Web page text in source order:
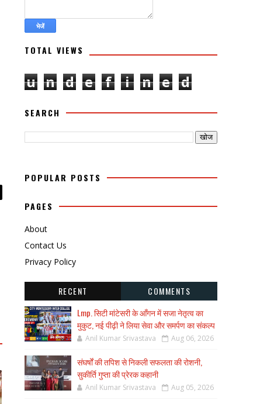
TOTAL VIEWS
u n d e f i n e d
SEARCH
POPULAR POSTS
PAGES
About
Contact Us
Privacy Policy
RECENT
COMMENTS
Lmp. सिटी मांटेसरी के आँगन में सजा नेतृत्व का
मुकुट, नई पीढ़ी ने लिया सेवा और समर्पण का संकल्प
Anil Kumar Srivastava Aug 06, 2026
संघर्षों की तपिश से निकली सफलता की रोशनी,
सुकीर्ति गुप्ता की प्रेरक कहानी
Anil Kumar Srivastava Aug 05, 2026